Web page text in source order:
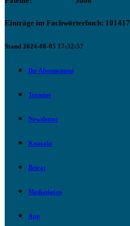
Einträge im Fachwörterbuch: 101417
Stand 2024-08-05 17:32:57
Ihr Abonnement
Termine
Newsletter
Kontakt
Beirat
Mediadaten
App